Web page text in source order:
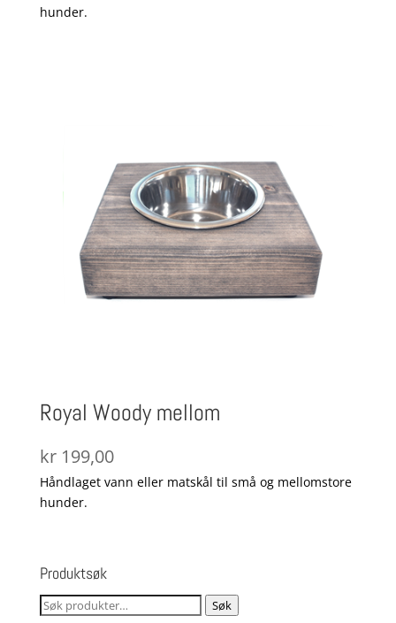
hunder.
Royal Woody mellom
kr199,00
Håndlaget vann eller matskål til små og mellomstore
hunder.
Produktsøk
Søk
Søk